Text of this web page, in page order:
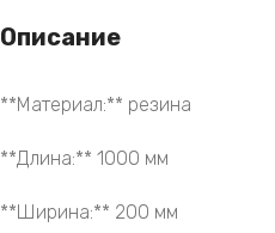
Описание
**Материал:** резина
**Длина:** 1000 мм
**Ширина:** 200 мм